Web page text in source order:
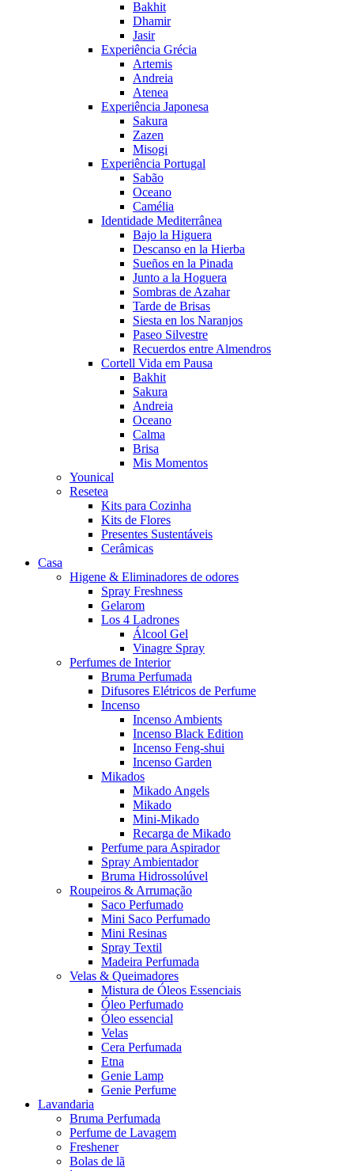
Bakhit
Dhamir
Jasir
Experiência Grécia
Artemis
Andreia
Atenea
Experiência Japonesa
Sakura
Zazen
Misogi
Experiência Portugal
Sabão
Oceano
Camélia
Identidade Mediterrânea
Bajo la Higuera
Descanso en la Hierba
Sueños en la Pinada
Junto a la Hoguera
Sombras de Azahar
Tarde de Brisas
Siesta en los Naranjos
Paseo Silvestre
Recuerdos entre Almendros
Cortell Vida em Pausa
Bakhit
Sakura
Andreia
Oceano
Calma
Brisa
Mis Momentos
Younical
Resetea
Kits para Cozinha
Kits de Flores
Presentes Sustentáveis
Cerâmicas
Casa
Higene & Eliminadores de odores
Spray Freshness
Gelarom
Los 4 Ladrones
Álcool Gel
Vinagre Spray
Perfumes de Interior
Bruma Perfumada
Difusores Elétricos de Perfume
Incenso
Incenso Ambients
Incenso Black Edition
Incenso Feng-shui
Incenso Garden
Mikados
Mikado Angels
Mikado
Mini-Mikado
Recarga de Mikado
Perfume para Aspirador
Spray Ambientador
Bruma Hidrossolúvel
Roupeiros & Arrumação
Saco Perfumado
Mini Saco Perfumado
Mini Resinas
Spray Textil
Madeira Perfumada
Velas & Queimadores
Mistura de Óleos Essenciais
Óleo Perfumado
Óleo essencial
Velas
Cera Perfumada
Etna
Genie Lamp
Genie Perfume
Lavandaria
Bruma Perfumada
Perfume de Lavagem
Freshener
Bolas de lã